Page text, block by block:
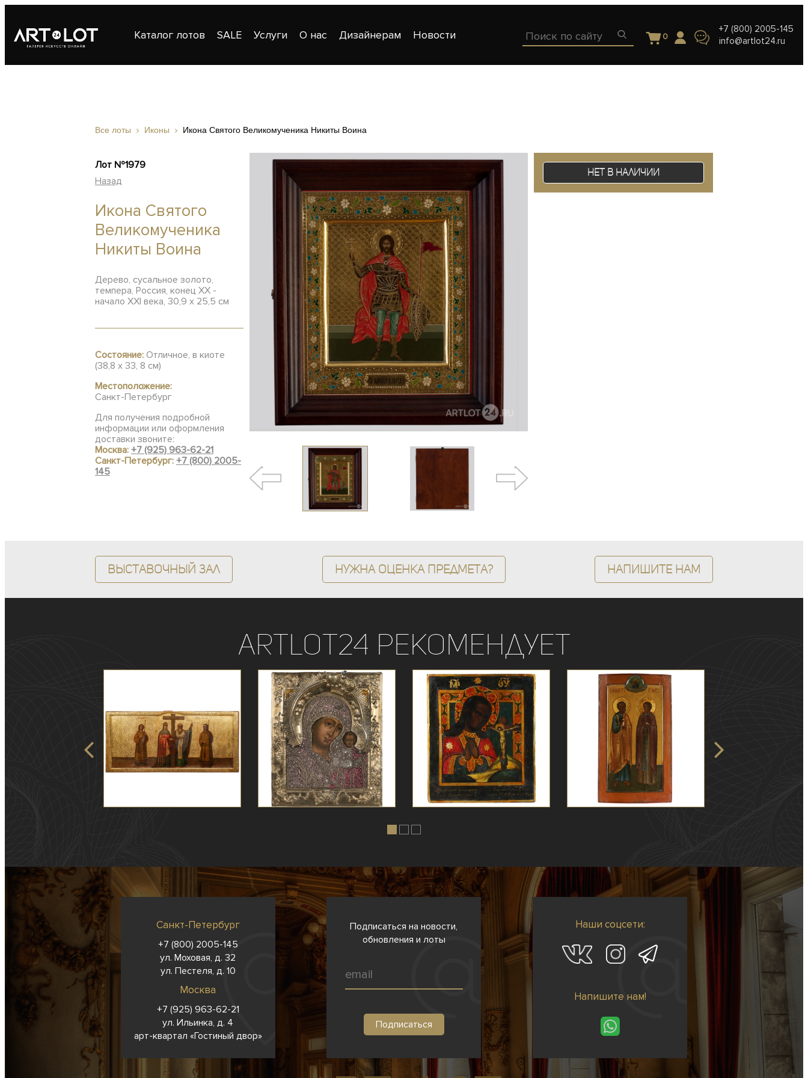
Каталог лотов SALE Услуги О нас Дизайнерам Новости 0
+7 (800) 2005-145
info@artlot24.ru
Все лоты Иконы Икона Святого Великомученика Никиты Воина
Лот №1979
Назад
Икона Святого
Великомученика
Никиты Воина
Дерево, сусальное золото,
темпера, Россия, конец XX -
начало XXI века, 30,9 х 25,5 см
Состояние: Отличное, в киоте
(38,8 х 33, 8 см)
Местоположение:
Санкт-Петербург
Для получения подробной
информации или оформления
доставки звоните:
Москва: +7 (925) 963-62-21
Санкт-Петербург: +7 (800) 2005-
145
Нет в наличии
Выставочный зал Нужна оценка предмета? Напишите нам
ArtLot24 рекомендует
Санкт-Петербург
+7 (800) 2005-145
ул. Моховая, д. 32
ул. Пестеля, д. 10
Москва
+7 (925) 963-62-21
ул. Ильинка, д. 4
арт-квартал «Гостиный двор»
Подписаться на новости,
обновления и лоты
Наши соцсети:
Напишите нам!